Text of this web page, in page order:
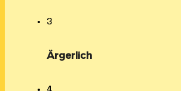
3
Ärgerlich